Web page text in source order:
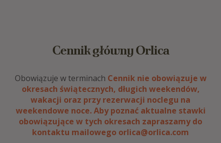
Cennik główny Orlica
Obowiązuje w terminach Cennik nie obowiązuje w
okresach świątecznych, długich weekendów,
wakacji oraz przy rezerwacji noclegu na
weekendowe noce. Aby poznać aktualne stawki
obowiązujące w tych okresach zapraszamy do
kontaktu mailowego orlica@orlica.com